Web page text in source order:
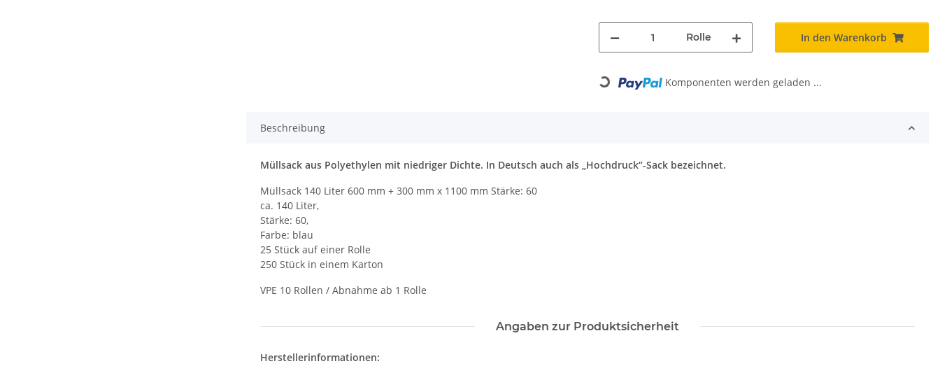
Rolle In den Warenkorb
Loading... Komponenten werden geladen ...
Beschreibung
Müllsack aus Polyethylen mit niedriger Dichte. In Deutsch auch als „Hochdruck“-Sack bezeichnet.
Müllsack 140 Liter 600 mm + 300 mm x 1100 mm Stärke: 60
ca. 140 Liter,
Stärke: 60,
Farbe: blau
25 Stück auf einer Rolle
250 Stück in einem Karton
VPE 10 Rollen / Abnahme ab 1 Rolle
Angaben zur Produktsicherheit
Herstellerinformationen: